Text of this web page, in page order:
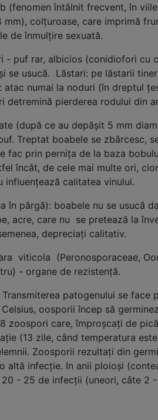
(fenomen întâlnit frecvent, în
colţuroase, care imprimă
de înmulţire sexuată.
- puf rar, albicios (conidiofori cu
se usucă. Lăstari: pe lăstarii
numai la noduri (în dreptul
detremină pierderea rodului
(după ce au depăşit 5 mm
Treptat boabele se zbârcesc,
fac prin perniţa de la baza
încât, de cele mai multe ori,
influenţează calitatea vinului.
în pârgă): boabele nu se usucă
acre, care nu se pretează la
de asemenea,
viticola (Peronosporaceae,
- organe de rezistenţă.
Transmiterea patogenului se
oosporii încep să
zoospori care, împroşcaţi de
(13 zile, când temperatura
Zoosporii rezultaţi din
altă infecţie. In anii ploioşi
20 - 25 de infecţii